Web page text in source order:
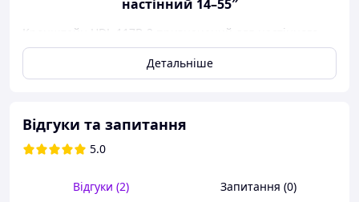
настінний 14–55″
Кронштейн HDL-117B-2 призначений для настінного
кріплення телевізорів і моніторів з діагоналлю від 14 до
55 дюймів. Підходить для встановлення в житлових і
офісних приміщеннях і дозволяє компактно розмістити
Детальніше
Відгуки та запитання
5.0
Відгуки (2) Запитання (0)